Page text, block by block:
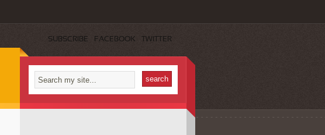
SUBSCRIBE FACEBOOK TWITTER